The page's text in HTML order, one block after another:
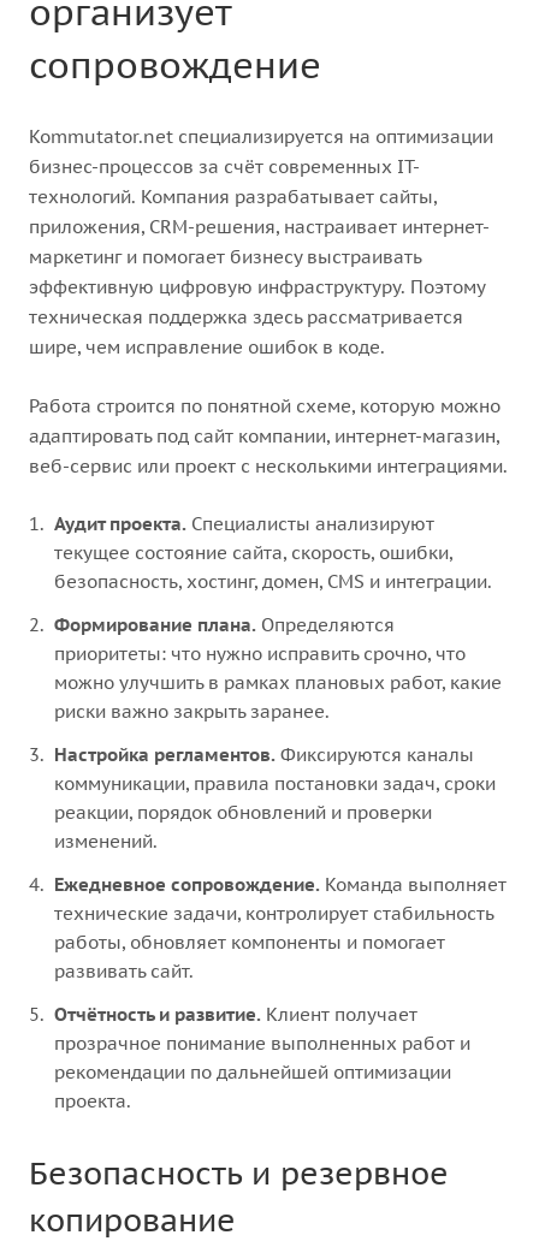
организует
сопровождение
Kommutator.net специализируется на оптимизации
бизнес-процессов за счёт современных IT-
технологий. Компания разрабатывает сайты,
приложения, CRM-решения, настраивает интернет-
маркетинг и помогает бизнесу выстраивать
эффективную цифровую инфраструктуру. Поэтому
техническая поддержка здесь рассматривается
шире, чем исправление ошибок в коде.
Работа строится по понятной схеме, которую можно
адаптировать под сайт компании, интернет-магазин,
веб-сервис или проект с несколькими интеграциями.
Аудит проекта. Специалисты анализируют
текущее состояние сайта, скорость, ошибки,
безопасность, хостинг, домен, CMS и интеграции.
Формирование плана. Определяются
приоритеты: что нужно исправить срочно, что
можно улучшить в рамках плановых работ, какие
риски важно закрыть заранее.
Настройка регламентов. Фиксируются каналы
коммуникации, правила постановки задач, сроки
реакции, порядок обновлений и проверки
изменений.
Ежедневное сопровождение. Команда выполняет
технические задачи, контролирует стабильность
работы, обновляет компоненты и помогает
развивать сайт.
Отчётность и развитие. Клиент получает
прозрачное понимание выполненных работ и
рекомендации по дальнейшей оптимизации
проекта.
Безопасность и резервное
копирование